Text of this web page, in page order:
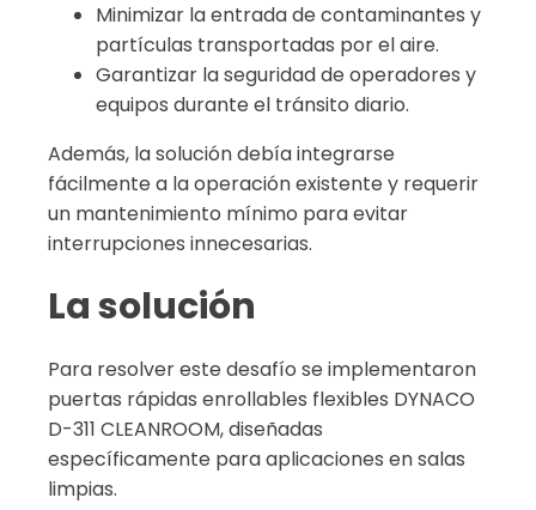
Minimizar la entrada de contaminantes y
partículas transportadas por el aire.
Garantizar la seguridad de operadores y
equipos durante el tránsito diario.
Además, la solución debía integrarse
fácilmente a la operación existente y requerir
un mantenimiento mínimo para evitar
interrupciones innecesarias.
La solución
Para resolver este desafío se implementaron
puertas rápidas enrollables flexibles DYNACO
D-311 CLEANROOM, diseñadas
específicamente para aplicaciones en salas
limpias.